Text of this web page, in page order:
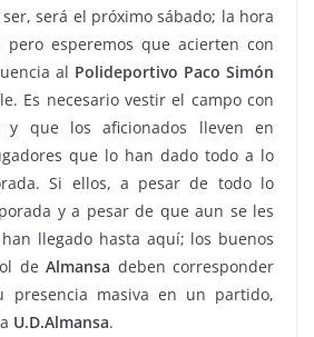
será el próximo sábado; la hora
esperemos que acierten con
al Polideportivo Paco Simón
Es necesario vestir el campo con
y que los aficionados lleven en
que lo han dado todo a lo
Si ellos, a pesar de todo lo
y a pesar de que aun se les
llegado hasta aquí; los buenos
de Almansa deben corresponder
presencia masiva en un partido,
U.D.Almansa.